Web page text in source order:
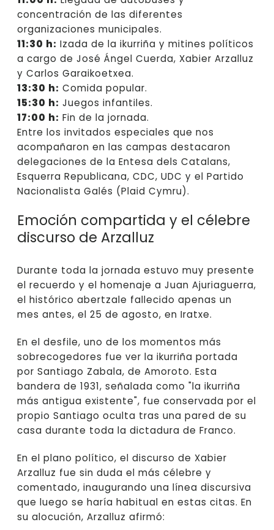
concentración de las diferentes
organizaciones municipales.
11:30 h: Izada de la ikurriña y mitines políticos
a cargo de José Ángel Cuerda, Xabier Arzalluz
y Carlos Garaikoetxea.
13:30 h: Comida popular.
15:30 h: Juegos infantiles.
17:00 h: Fin de la jornada.
Entre los invitados especiales que nos
acompañaron en las campas destacaron
delegaciones de la Entesa dels Catalans,
Esquerra Republicana, CDC, UDC y el Partido
Nacionalista Galés (Plaid Cymru).
Emoción compartida y el célebre
discurso de Arzalluz
Durante toda la jornada estuvo muy presente
el recuerdo y el homenaje a Juan Ajuriaguerra,
el histórico abertzale fallecido apenas un
mes antes, el 25 de agosto, en Iratxe.
En el desfile, uno de los momentos más
sobrecogedores fue ver la ikurriña portada
por Santiago Zabala, de Amoroto. Esta
bandera de 1931, señalada como "la ikurriña
más antigua existente", fue conservada por el
propio Santiago oculta tras una pared de su
casa durante toda la dictadura de Franco.
En el plano político, el discurso de Xabier
Arzalluz fue sin duda el más célebre y
comentado, inaugurando una línea discursiva
que luego se haría habitual en estas citas. En
su alocución, Arzalluz afirmó: